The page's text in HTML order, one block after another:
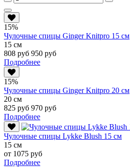
15%
Чулочные спицы Ginger Knitpro 15 см
15 см
808 руб 950 руб
Подробнее
15%
Чулочные спицы Ginger Knitpro 20 см
20 см
825 руб 970 руб
Подробнее
Чулочные спицы Lykke Blush 15 см
15 см
от 1075 руб
Подробнее